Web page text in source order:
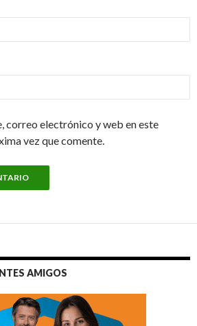
correo electrónico y web en este
vez que comente.
AMIGOS